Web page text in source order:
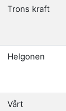
Trons kraft
Helgonen
Vårt